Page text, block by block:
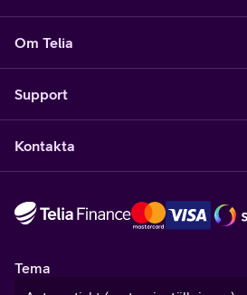
Om Telia
Support
Kontakta
Tema